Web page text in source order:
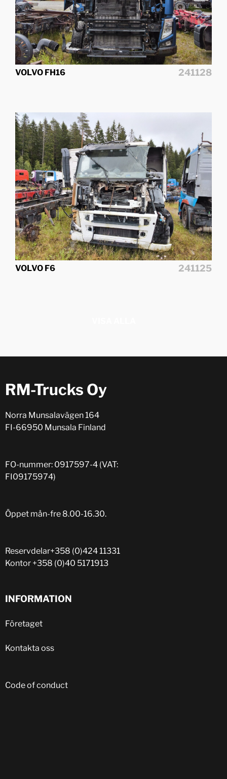
VOLVO FH16 241128
VOLVO F6 241125
RM-Trucks Oy
Norra Munsalavägen 164
FI-66950 Munsala Finland
FO-nummer: 0917597-4 (VAT:
FI09175974)
Öppet mån-fre 8.00-16.30.
Reservdelar+358 (0)424 11331
Kontor +358 (0)40 5171913
INFORMATION
Företaget
Kontakta oss
Code of conduct